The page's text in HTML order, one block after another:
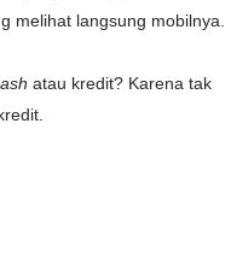
melihat langsung mobilnya.
atau kredit? Karena tak